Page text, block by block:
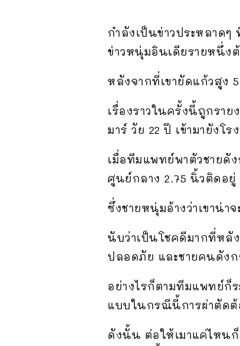
กำลังเป็นข่าวประหลาด
ข่าวหนุ่มอินเดียรายหนึ่งต้
หลังจากที่เขายัดแก้วสูง
เรื่องราวในครั้งนี้ถูกราย
มาร์ วัย 22 ปี เข้ามายัง
เมื่อทีมแพทย์พาตัวชายดั
ศูนย์กลาง 2.75 นิ้วติดอยู่
ซึ่งชายหนุ่มอ้างว่าเขาน่า
นับว่าเป็นโชคดีมากที่หลั
ปลอดภัย และชายคนดังก
อย่างไรก็ตามทีมแพทย์ก็
แบบในกรณีนี้การผ่าตัดต้
ดังนั้น ต่อให้เมาแค่ไหนก็